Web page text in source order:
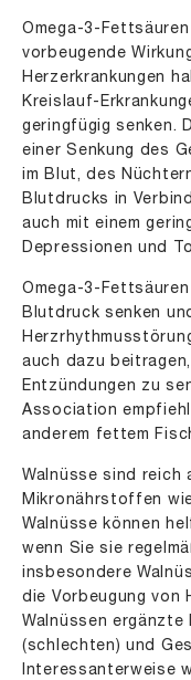
Omega-3-
vorbeugende
Herzerkrankungen
Kreislauf-
geringfügig senken.
einer Senkung des
im Blut, des
Blutdrucks in
auch mit einem
Depressionen und
Omega-3-
Blutdruck senken
auch dazu
Entzündungen zu
Association
anderem fettem
Walnüsse sind
Mikronährstoffen
Walnüsse können
wenn Sie sie
insbesondere
die Vorbeugung von
Walnüssen ergänzte
(schlechten) und
Interessanterweise